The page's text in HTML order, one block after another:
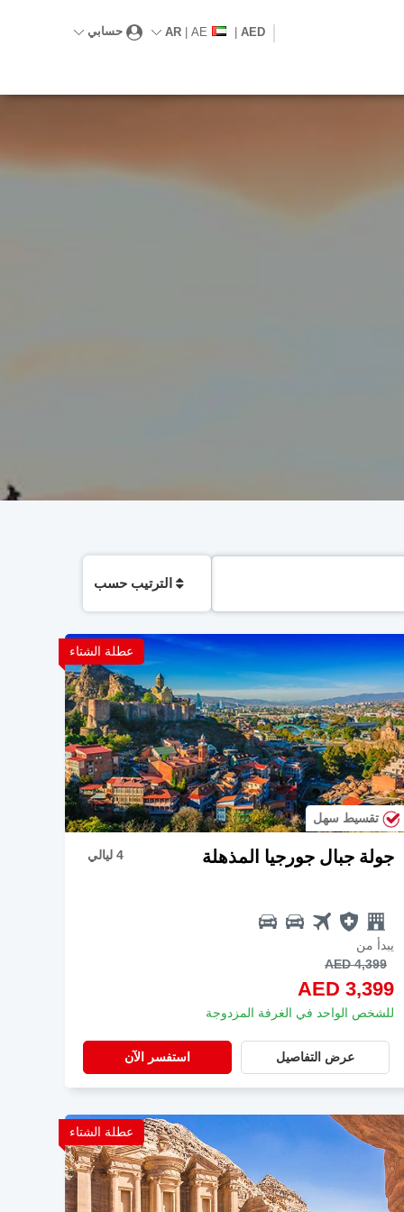
AR | AE | AED حسابي
الترتيب حسب
عطلة الشتاء
تقسيط سهل
جولة جبال جورجيا المذهلة 4 ليالي
يبدأ من
AED 4,399
AED 3,399
للشخص الواحد في الغرفة المزدوجة
عرض التفاصيل استفسر الآن
عطلة الشتاء